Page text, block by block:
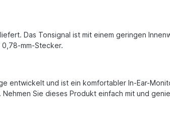
Das Tonsignal ist mit einem geringen
mm-Stecker.
entwickelt und ist ein komfortabler In-Ear-
Sie dieses Produkt einfach mit und